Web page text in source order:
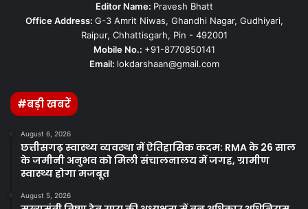
Editor Name: Pravesh Bhatt
Office Address: G-3 Amrit Niwas, Ghandhi Nagar, Gudhiyari,
Raipur, Chhattisgarh, Pin - 492001
Mobile No.: +91-8770850141
Email: lokdarshaan@gmail.com
#बड़ी खबरें
August 6, 2026
छत्तीसगढ़ स्वास्थ्य व्यवस्था में ऐतिहासिक कदम: RMA के 26 साल
के जमीनी अनुभव को मिली संचालनालय में जगह, ग्रामीण
स्वास्थ्य होगा मजबूत
August 5, 2026